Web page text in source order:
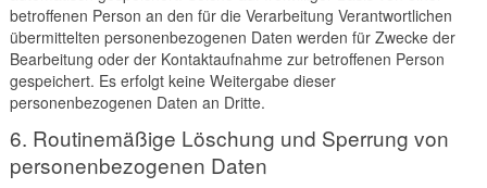
betroffenen Person an den für die Verarbeitung Verantwortlichen
übermittelten personenbezogenen Daten werden für Zwecke der
Bearbeitung oder der Kontaktaufnahme zur betroffenen Person
gespeichert. Es erfolgt keine Weitergabe dieser
personenbezogenen Daten an Dritte.
6. Routinemäßige Löschung und Sperrung von
personenbezogenen Daten